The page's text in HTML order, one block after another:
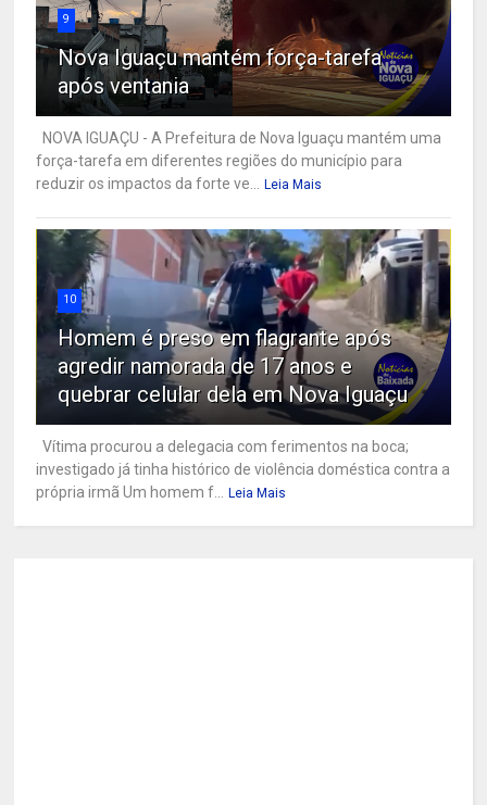
9
Nova Iguaçu mantém força-tarefa
após ventania
NOVA IGUAÇU - A Prefeitura de Nova Iguaçu mantém uma
força-tarefa em diferentes regiões do município para
reduzir os impactos da forte ve...
Leia Mais
10
Homem é preso em flagrante após
agredir namorada de 17 anos e
quebrar celular dela em Nova Iguaçu
Vítima procurou a delegacia com ferimentos na boca;
investigado já tinha histórico de violência doméstica contra a
própria irmã Um homem f...
Leia Mais